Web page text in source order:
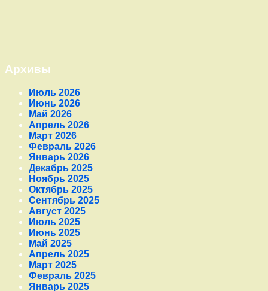
Архивы
Июль 2026
Июнь 2026
Май 2026
Апрель 2026
Март 2026
Февраль 2026
Январь 2026
Декабрь 2025
Ноябрь 2025
Октябрь 2025
Сентябрь 2025
Август 2025
Июль 2025
Июнь 2025
Май 2025
Апрель 2025
Март 2025
Февраль 2025
Январь 2025